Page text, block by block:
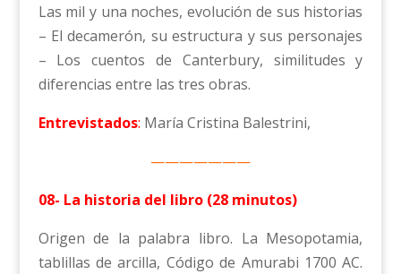
Las mil y una noches, evolución de sus historias
– El decamerón, su estructura y sus personajes
– Los cuentos de Canterbury, similitudes y
diferencias entre las tres obras.
Entrevistados: María Cristina Balestrini,
———————
08- La historia del libro (28 minutos)
Origen de la palabra libro. La Mesopotamia,
tablillas de arcilla, Código de Amurabi 1700 AC.